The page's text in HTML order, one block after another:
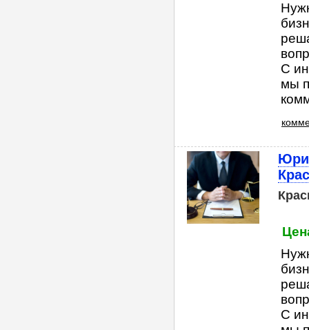
С
мы
С